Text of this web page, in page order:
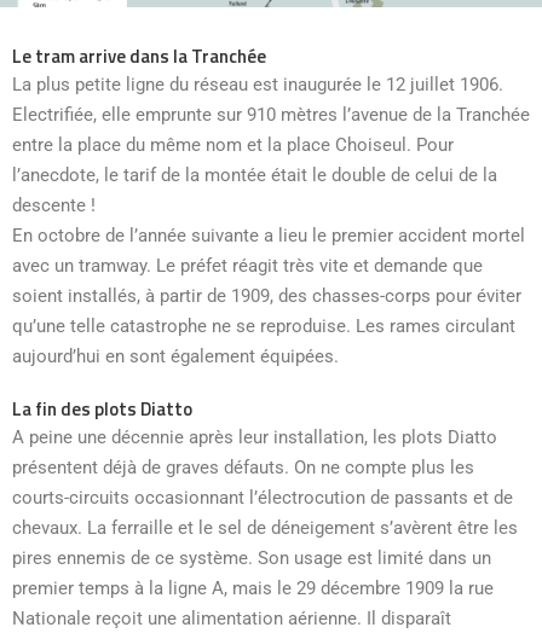
Le tram arrive dans la Tranchée
La plus petite ligne du réseau est inaugurée le 12 juillet 1906.
Electrifiée, elle emprunte sur 910 mètres l’avenue de la Tranchée
entre la place du même nom et la place Choiseul. Pour
l’anecdote, le tarif de la montée était le double de celui de la
descente !
En octobre de l’année suivante a lieu le premier accident mortel
avec un tramway. Le préfet réagit très vite et demande que
soient installés, à partir de 1909, des chasses-corps pour éviter
qu’une telle catastrophe ne se reproduise. Les rames circulant
aujourd’hui en sont également équipées.
La fin des plots Diatto
A peine une décennie après leur installation, les plots Diatto
présentent déjà de graves défauts. On ne compte plus les
courts-circuits occasionnant l’électrocution de passants et de
chevaux. La ferraille et le sel de déneigement s’avèrent être les
pires ennemis de ce système. Son usage est limité dans un
premier temps à la ligne A, mais le 29 décembre 1909 la rue
Nationale reçoit une alimentation aérienne. Il disparaît